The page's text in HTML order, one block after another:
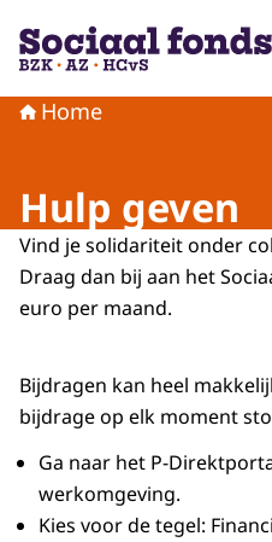
Home
Hulp geven
Vind je solidariteit onder
Draag dan bij aan het
euro per maand.
Bijdragen kan heel
bijdrage op elk moment
Ga naar het P-
werkomgeving.
Kies voor de tegel: